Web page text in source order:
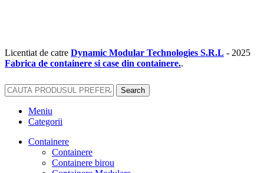
Licentiat de catre Dynamic Modular Technologies S.R.L - 2025
Fabrica de containere si case din containere..
Search
Meniu
Categorii
Containere
Containere
Containere birou